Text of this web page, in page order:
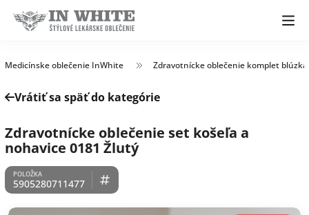
Medicínske oblečenie InWhite Zdravotnícke oblečenie komplet
Vrátiť sa späť do kategórie
Zdravotnícke oblečenie set košeľa a
nohavice 0181 Žlutý
5905280711477